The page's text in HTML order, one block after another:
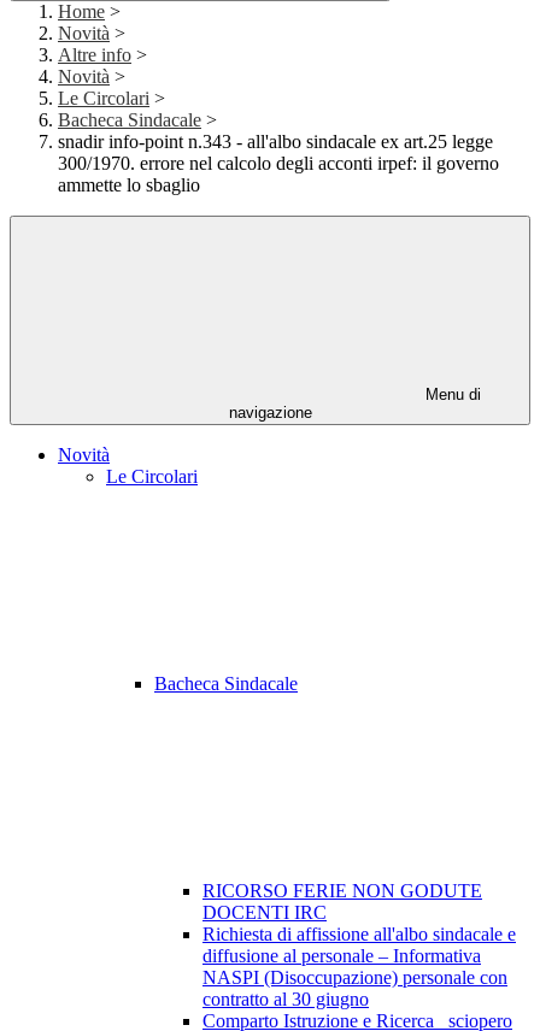
Home >
Novità >
Altre info >
Novità >
Le Circolari >
Bacheca Sindacale >
snadir info-point n.343 - all'albo sindacale ex art.25 legge
300/1970. errore nel calcolo degli acconti irpef: il governo
ammette lo sbaglio
Menu di
navigazione
Novità
Le Circolari
Bacheca Sindacale
RICORSO FERIE NON GODUTE
DOCENTI IRC
Richiesta di affissione all'albo sindacale e
diffusione al personale – Informativa
NASPI (Disoccupazione) personale con
contratto al 30 giugno
Comparto Istruzione e Ricerca_ sciopero